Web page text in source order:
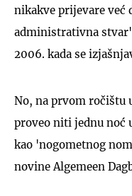
nikakve prijevare već
administrativna
2006. kada se
No, na prvom ročištu
proveo niti jednu noć
kao 'nogometnog
novine Algemeen